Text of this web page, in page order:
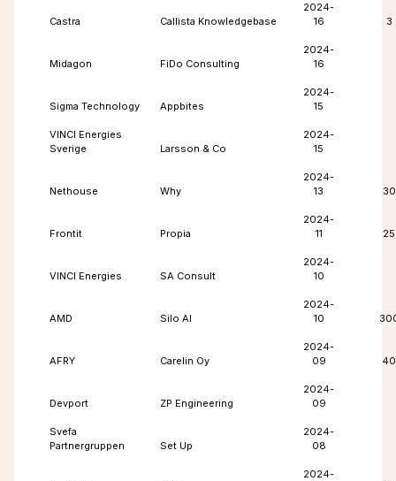
Castra Callista Knowledgebase
2024-
16
3
Midagon FiDo Consulting
2024-
16
Sigma Technology Appbites
2024-
15
VINCI Energies
Sverige
Larsson & Co
2024-
15
Nethouse Why
2024-
13
30
Frontit Propia
2024-
11
25
VINCI Energies SA Consult
2024-
10
AMD Silo AI
2024-
10
AFRY Carelin Oy
2024-
09
40
Devport ZP Engineering
2024-
09
Svefa
Partnergruppen
Set Up
2024-
08
2024-